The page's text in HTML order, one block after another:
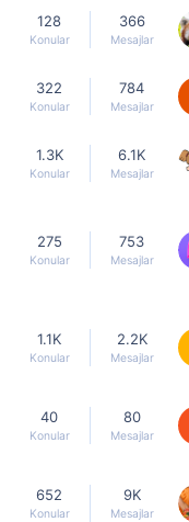
128
Konular
366
Mesajlar
322
Konular
784
Mesajlar
1.3K
Konular
6.1K
Mesajlar
275
Konular
753
Mesajlar
1.1K
Konular
2.2K
Mesajlar
40
Konular
80
Mesajlar
652
Konular
9K
Mesajlar